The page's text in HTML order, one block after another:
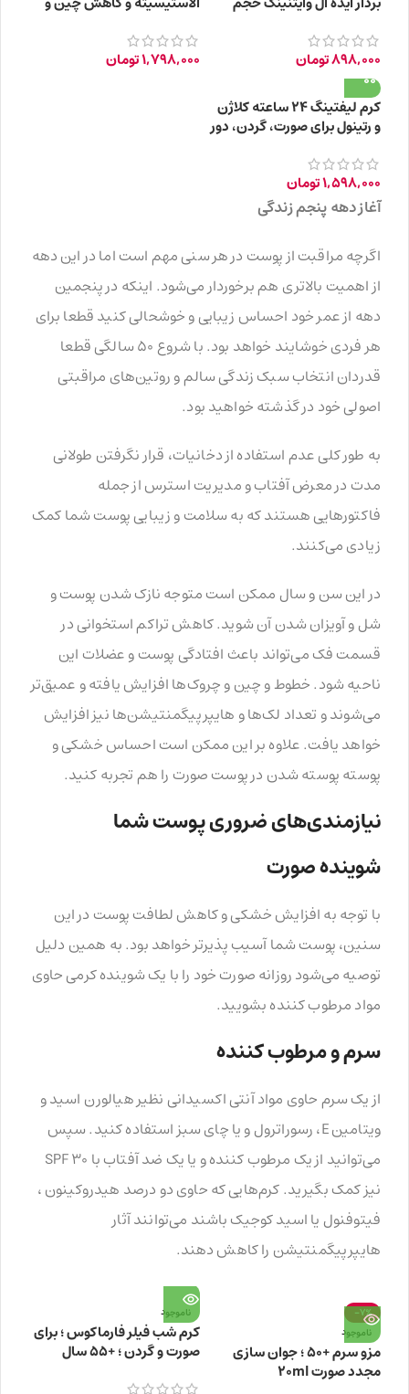
898,000تومان
1,798,000تومان
کرم لیفتینگ ۲۴ ساعته کلاژن
و رتینول برای صورت، گردن، دور
1,598,000تومان
آغاز دهه پنجم زندگی
اگرچه مراقبت از پوست در هر سنی مهم است اما در این دهه
از اهمیت بالاتری هم برخوردار می‌شود. اینکه در پنجمین
دهه از عمر خود احساس زیبایی و خوشحالی کنید قطعا برای
هر فردی خوشایند خواهد بود. با شروع ۵۰ سالگی قطعا
قدردان انتخاب‌ سبک زندگی سالم و روتین‌های مراقبتی
اصولی خود در گذشته خواهید بود.
به طور کلی عدم استفاده از دخانیات، قرار نگرفتن طولانی
مدت در معرض آفتاب و مدیریت استرس از جمله
فاکتورهایی هستند که به سلامت و زیبایی پوست شما کمک
زیادی می‌کنند.
در این سن و سال ممکن است متوجه نازک شدن پوست و
شل و آویزان شدن آن شوید. کاهش تراکم استخوانی در
قسمت فک می‌تواند باعث افتادگی پوست و عضلات این
ناحیه شود. خطوط و چین و چروک‌ها افزایش یافته و عمیق‌تر
می‌شوند و تعداد لک‌ها و هایپرپیگمنتیشن‌ها نیز افزایش
خواهد یافت. علاوه بر این ممکن است احساس خشکی و
پوسته پوسته شدن در پوست صورت را هم تجربه کنید.
نیازمندی‌های ضروری پوست شما
شوینده صورت
با توجه به افزایش خشکی و کاهش لطافت پوست در این
سنین، پوست شما آسیب پذیرتر خواهد بود. به همین دلیل
توصیه می‌شود روزانه صورت خود را با یک شوینده کرمی حاوی
مواد مرطوب کننده بشویید.
سرم و مرطوب کننده
از یک سرم حاوی مواد آنتی اکسیدانی نظیر هیالورن اسید و
ویتامین E، رسوراترول و یا چای سبز استفاده کنید. سپس
می‌توانید از یک مرطوب کننده و یا یک ضد آفتاب با SPF 30
نیز کمک بگیرید. کرم‌هایی که حاوی دو درصد هیدروکینون ،
فیتوفنول یا اسید کوجیک باشند می‌توانند آثار
هایپرپیگمنتیشن را کاهش دهند.
-7%
ناموجود
مزو سرم +50 ؛ جوان سازی
مجدد صورت 20ml
ناموجود
کرم شب فیلر فارماکوس ؛ برای
صورت و گردن ؛ +55 سال